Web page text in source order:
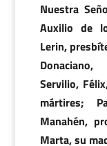
Nuestra
Auxilio de
Lerin,
Servilio,
mártires;
Manahén,
Marta, su